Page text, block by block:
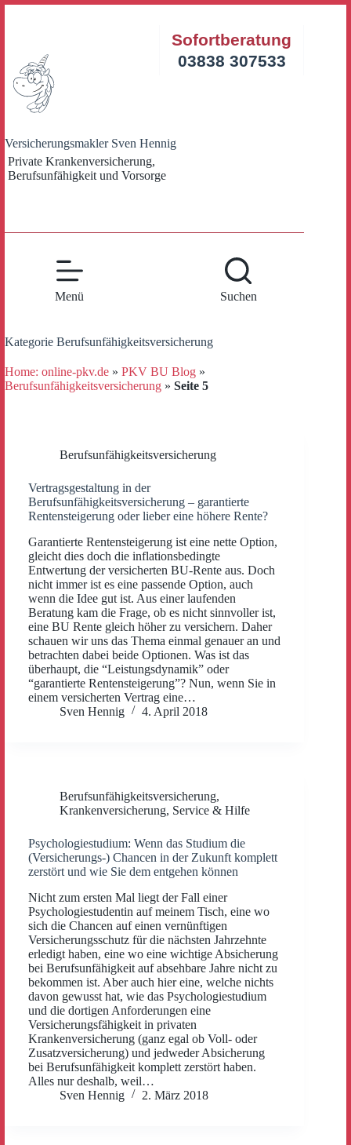
Versicherungsmakler Sven Hennig
Private Krankenversicherung,
Berufsunfähigkeit und Vorsorge
Sofortberatung
03838 307533
Menü Suchen
Kategorie Berufsunfähigkeitsversicherung
Home: online-pkv.de » PKV BU Blog »
Berufsunfähigkeitsversicherung » Seite 5
Berufsunfähigkeitsversicherung
Vertragsgestaltung in der
Berufsunfähigkeitsversicherung – garantierte
Rentensteigerung oder lieber eine höhere Rente?
Garantierte Rentensteigerung ist eine nette Option,
gleicht dies doch die inflationsbedingte
Entwertung der versicherten BU-Rente aus. Doch
nicht immer ist es eine passende Option, auch
wenn die Idee gut ist. Aus einer laufenden
Beratung kam die Frage, ob es nicht sinnvoller ist,
eine BU Rente gleich höher zu versichern. Daher
schauen wir uns das Thema einmal genauer an und
betrachten dabei beide Optionen. Was ist das
überhaupt, die “Leistungsdynamik” oder
“garantierte Rentensteigerung”? Nun, wenn Sie in
einem versicherten Vertrag eine…
Sven Hennig
4. April 2018
Berufsunfähigkeitsversicherung,
Krankenversicherung, Service & Hilfe
Psychologiestudium: Wenn das Studium die
(Versicherungs-) Chancen in der Zukunft komplett
zerstört und wie Sie dem entgehen können
Nicht zum ersten Mal liegt der Fall einer
Psychologiestudentin auf meinem Tisch, eine wo
sich die Chancen auf einen vernünftigen
Versicherungsschutz für die nächsten Jahrzehnte
erledigt haben, eine wo eine wichtige Absicherung
bei Berufsunfähigkeit auf absehbare Jahre nicht zu
bekommen ist. Aber auch hier eine, welche nichts
davon gewusst hat, wie das Psychologiestudium
und die dortigen Anforderungen eine
Versicherungsfähigkeit in privaten
Krankenversicherung (ganz egal ob Voll- oder
Zusatzversicherung) und jedweder Absicherung
bei Berufsunfähigkeit komplett zerstört haben.
Alles nur deshalb, weil…
Sven Hennig
2. März 2018